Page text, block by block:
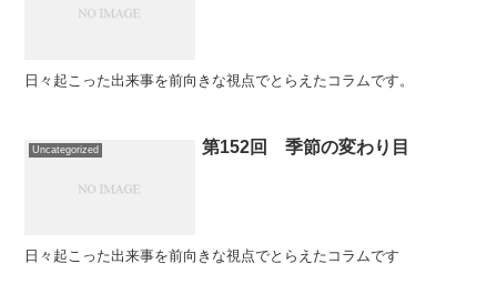
日々起こった出来事を前向きな視点でとらえたコラムです。
Uncategorized 第152回 季節の変わり目
日々起こった出来事を前向きな視点でとらえたコラムです